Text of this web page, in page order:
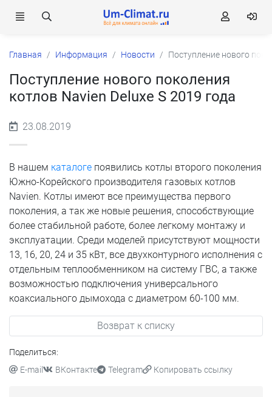
Главная Информация Новости Поступление нового
Поступление нового поколения
котлов Navien Deluxe S 2019 года
23.08.2019
В нашем каталоге появились котлы второго поколения
Южно-Корейского производителя газовых котлов
Navien. Котлы имеют все преимущества первого
поколения, а так же новые решения, способствующие
более стабильной работе, более легкому монтажу и
эксплуатации. Среди моделей присутствуют мощности
13, 16, 20, 24 и 35 кВт, все двухконтурного исполнения с
отдельным теплообменником на систему ГВС, а также
возможностью подключения универсального
коаксиального дымохода с диаметром 60-100 мм.
Возврат к списку
Поделиться:
E-mail
ВКонтакте Telegram Копировать ссылку